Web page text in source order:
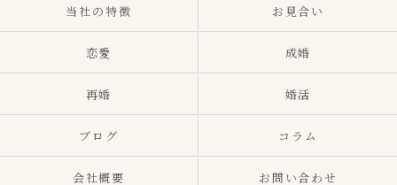
当社の特徴 お見合い
恋愛 成婚
再婚 婚活
ブログ コラム
会社概要 お問い合わせ